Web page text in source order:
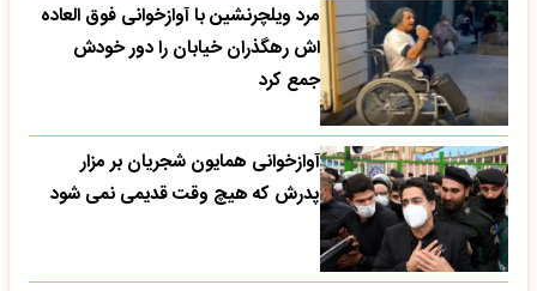
مرد ویلچرنشین با آوازخوانی فوق العاده
اش رهگذران خیابان را دور خودش
جمع کرد
آوازخوانی همایون شجریان بر مزار
پدرش که هیچ وقت قدیمی نمی شود